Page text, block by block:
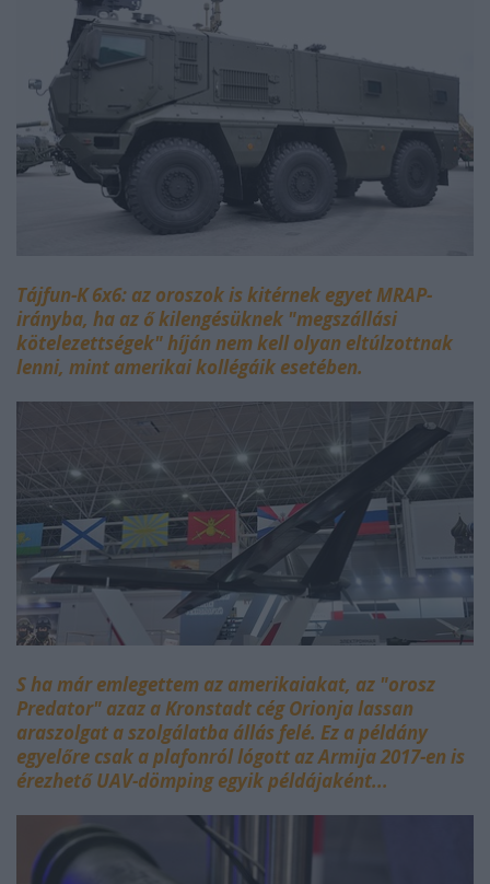
Tájfun-K 6x6: az oroszok is kitérnek egyet MRAP-
irányba, ha az ő kilengésüknek "megszállási
kötelezettségek" híján nem kell olyan eltúlzottnak
lenni, mint amerikai kollégáik esetében.
S ha már emlegettem az amerikaiakat, az "orosz
Predator" azaz a Kronstadt cég Orionja lassan
araszolgat a szolgálatba állás felé. Ez a példány
egyelőre csak a plafonról lógott az Armija 2017-en is
érezhető UAV-dömping egyik példájaként...